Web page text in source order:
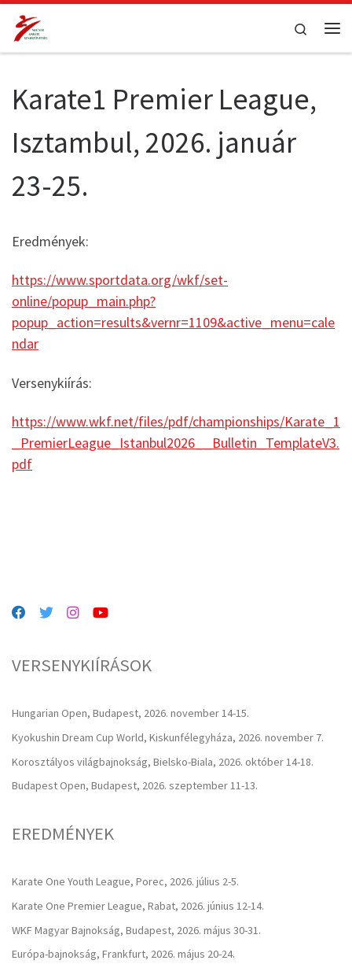
Teljes tartalom megjelenítése
Search
Karate1 Premier League,
Isztambul, 2026. január
23-25.
Eredmények:
https://www.sportdata.org/wkf/set-
online/popup_main.php?
popup_action=results&vernr=1109&active_menu=cale
ndar
Versenykiírás:
https://www.wkf.net/files/pdf/championships/Karate_1
_PremierLeague_Istanbul2026__Bulletin_TemplateV3.
pdf
VERSENYKIÍRÁSOK
Hungarian Open, Budapest, 2026. november 14-15.
Kyokushin Dream Cup World, Kiskunfélegyháza, 2026. november 7.
Korosztályos világbajnokság, Bielsko-Biala, 2026. október 14-18.
Budapest Open, Budapest, 2026. szeptember 11-13.
EREDMÉNYEK
Karate One Youth League, Porec, 2026. július 2-5.
Karate One Premier League, Rabat, 2026. június 12-14.
WKF Magyar Bajnokság, Budapest, 2026. május 30-31.
Európa-bajnokság, Frankfurt, 2026. május 20-24.